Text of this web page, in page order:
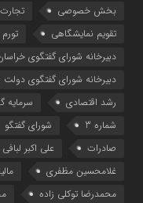
بخش خصوصی
تجارت
تقویم نمایشگاهی
تورم
دبیرخانه شورای گفتگوی
دبیرخانه شورای گفتگوی
رشد اقتصادی
سرمایه
شماره 3
شورای گفتگو
صادرات
علی اکبر لبافی
غلامحسین مظفری
محمدرضا توکلی زاده